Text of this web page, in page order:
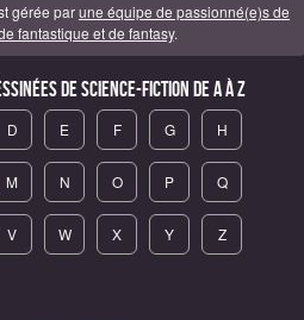
gérée parune équipe de passionné(e)s de
fantastique et de fantasy.
de science-fiction de A à Z
D E F G H
M N O P Q
V W X Y Z